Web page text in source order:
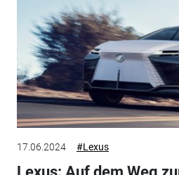
17.06.2024 #Lexus